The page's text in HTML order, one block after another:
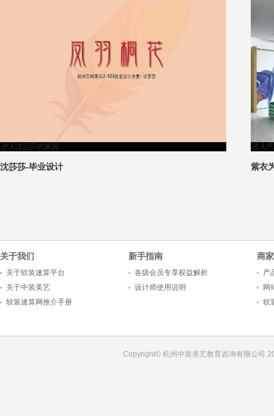
进入沈莎莎的家园
沈莎莎-毕业设计
进入
紫衣
>
关于我们
关于软装速算平台
关于中装美艺
软装速算网推介手册
新手指南
各级会员专享权益解析
设计师使用说明
商
产
网
软
Copyright© 杭州中装美艺教育咨询有限公司